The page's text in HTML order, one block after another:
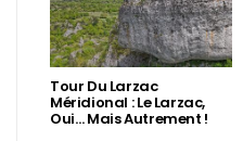
Tour Du Larzac
Méridional : Le Larzac,
Oui… Mais Autrement !